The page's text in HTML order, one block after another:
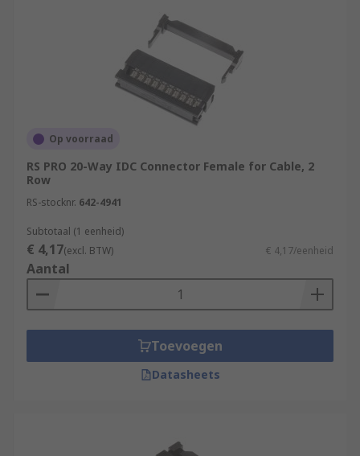
Op voorraad
RS PRO 20-Way IDC Connector Female for Cable, 2
Row
RS-stocknr. 642-4941
Subtotaal (1 eenheid)
€ 4,17(excl. BTW) € 4,17/eenheid
Aantal
Toevoegen
Datasheets